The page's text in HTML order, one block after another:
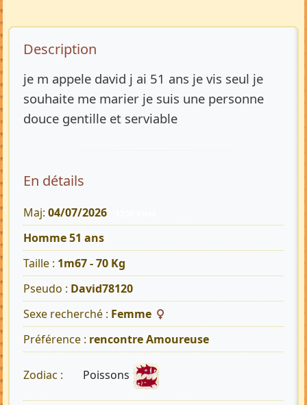
Description de l’annonce
Description
je m appele david j ai 51 ans je vis seul je
souhaite me marier je suis une personne
douce gentille et serviable
En détails
Maj: 04/07/2026
Homme 51 ans
Taille : 1m67 - 70 Kg
Pseudo : David78120
Sexe recherché : Femme
Préférence : rencontre Amoureuse
Zodiac : Poissons